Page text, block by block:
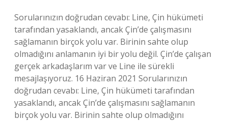
Sorularınızın doğrudan cevabı: Line, Çin hükümeti
tarafından yasaklandı, ancak Çin’de çalışmasını
sağlamanın birçok yolu var. Birinin sahte olup
olmadığını anlamanın iyi bir yolu değil. Çin’de çalışan
gerçek arkadaşlarım var ve Line ile sürekli
mesajlaşıyoruz. 16 Haziran 2021 Sorularınızın
doğrudan cevabı: Line, Çin hükümeti tarafından
yasaklandı, ancak Çin’de çalışmasını sağlamanın
birçok yolu var. Birinin sahte olup olmadığını